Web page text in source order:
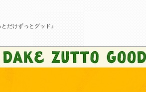
だけずっとグッド』